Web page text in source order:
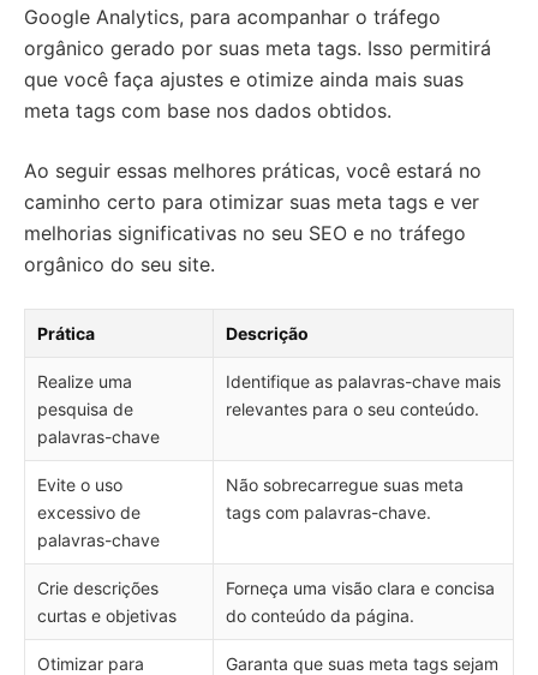
Google Analytics, para acompanhar o tráfego
orgânico gerado por suas meta tags. Isso permitirá
que você faça ajustes e otimize ainda mais suas
meta tags com base nos dados obtidos.
Ao seguir essas melhores práticas, você estará no
caminho certo para otimizar suas meta tags e ver
melhorias significativas no seu SEO e no tráfego
orgânico do seu site.
Prática Descrição
Realize uma
pesquisa de
palavras-chave
Identifique as palavras-chave mais
relevantes para o seu conteúdo.
Evite o uso
excessivo de
palavras-chave
Não sobrecarregue suas meta
tags com palavras-chave.
Crie descrições
curtas e objetivas
Forneça uma visão clara e concisa
do conteúdo da página.
Otimizar para Garanta que suas meta tags sejam